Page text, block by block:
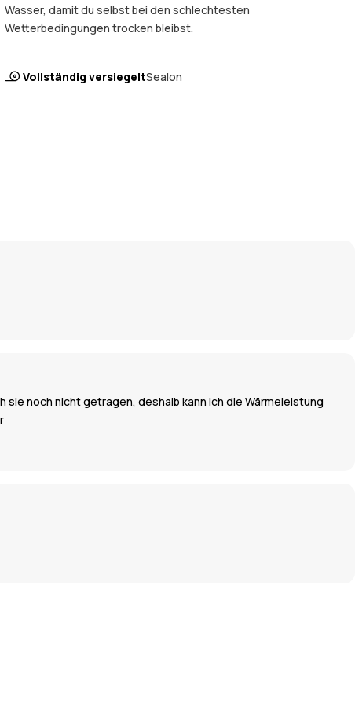
Wasser, damit du selbst bei den schlechtesten
Wetterbedingungen trocken bleibst.
Vollständig versiegeltSealon
sie noch nicht getragen, deshalb kann ich die Wärmeleistung